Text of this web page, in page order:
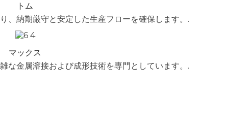
トム
、納期厳守と安定した生産フローを確保します。.
マックス
な金属溶接および成形技術を専門としています。.